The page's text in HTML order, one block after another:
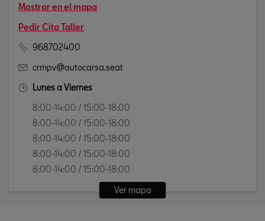
Mostrar en el mapa
Pedir Cita Taller
968702400
crmpv@autocarsa.seat
Lunes a Viernes
8:00-14:00 / 15:00-18:00
8:00-14:00 / 15:00-18:00
8:00-14:00 / 15:00-18:00
8:00-14:00 / 15:00-18:00
8:00-14:00 / 15:00-18:00
Ver mapa